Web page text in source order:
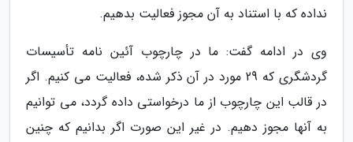
نداده که با استناد به آن مجوز فعالیت بدهیم.
وی در ادامه گفت: ما در چارچوب آئین نامه تأسیسات
گردشگری که 29 مورد در آن ذکر شده، فعالیت می کنیم. اگر
در قالب این چارچوب از ما درخواستی داده گردد، می توانیم
به آنها مجوز دهیم. در غیر این صورت اگر بدانیم که چنین